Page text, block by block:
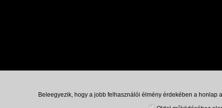
Beleegyezik, hogy a jobb felhasználói élmény érdekében a